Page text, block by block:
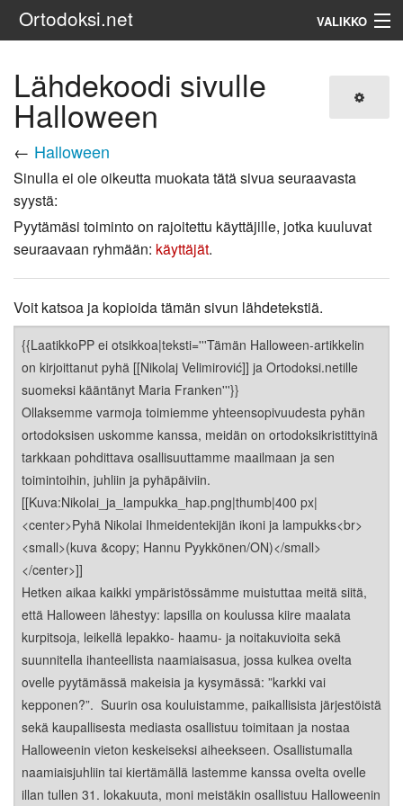
Ortodoksi.net VALIKKO
Lähdekoodi sivulle
Halloween
← Halloween
Sinulla ei ole oikeutta muokata tätä sivua seuraavasta
syystä:
Pyytämäsi toiminto on rajoitettu käyttäjille, jotka kuuluvat
seuraavaan ryhmään: käyttäjät.
Voit katsoa ja kopioida tämän sivun lähdetekstiä.